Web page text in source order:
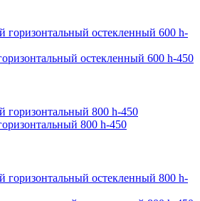
остекленный 600 h-450
800 h-450